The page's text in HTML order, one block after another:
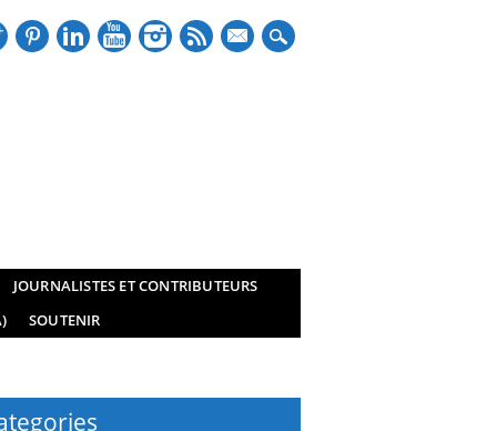
mail
JOURNALISTES ET CONTRIBUTEURS
SOUTENIR